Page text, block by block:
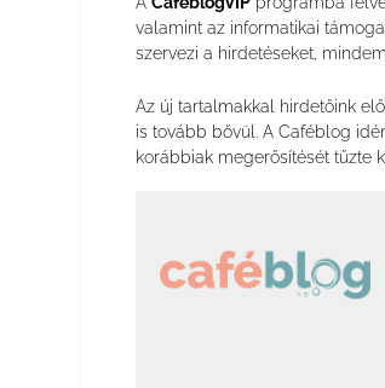
valamint az informatikai
szervezi a hirdetéseket,
Az új tartalmakkal hirdetőink
is tovább bővül. A Caféblog
korábbiak megerősítését tűzte